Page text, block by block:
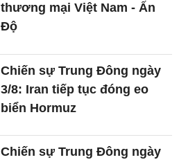
thương mại Việt Nam - Ấn
Độ
Chiến sự Trung Đông ngày
3/8: Iran tiếp tục đóng eo
biển Hormuz
Chiến sự Trung Đông ngày